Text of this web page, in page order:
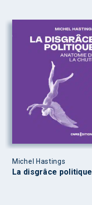
Michel Hastings
La disgrâce politique